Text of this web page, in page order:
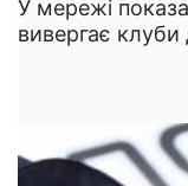
У мережі
вивергає